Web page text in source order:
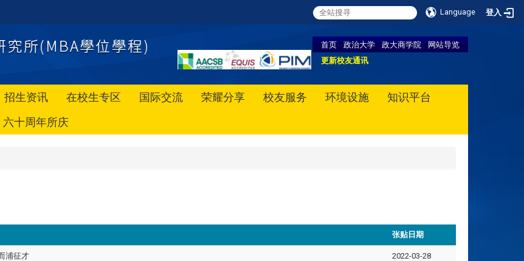
Language 登入
首页 政治大学 政大商学院
网站导览
更新校友通讯
招生资讯 在校生专区 国际交流 荣耀分享 校友服务 环境设施
知识平台
六十周年所庆
张贴日期
浦征才 2022-03-28